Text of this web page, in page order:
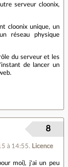
serveur cloonix,
cloonix unique, un
réseau physique
du serveur et les
de lancer un
à 14:55. Licence
8
moi), j'ai un peu